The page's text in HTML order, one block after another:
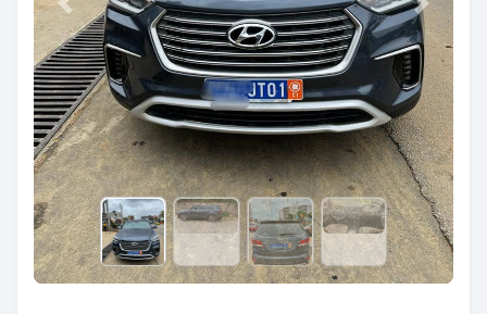
Previous Next